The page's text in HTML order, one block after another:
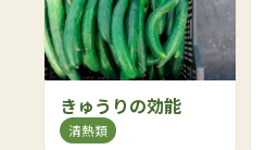
きゅうりの効能
清熱類